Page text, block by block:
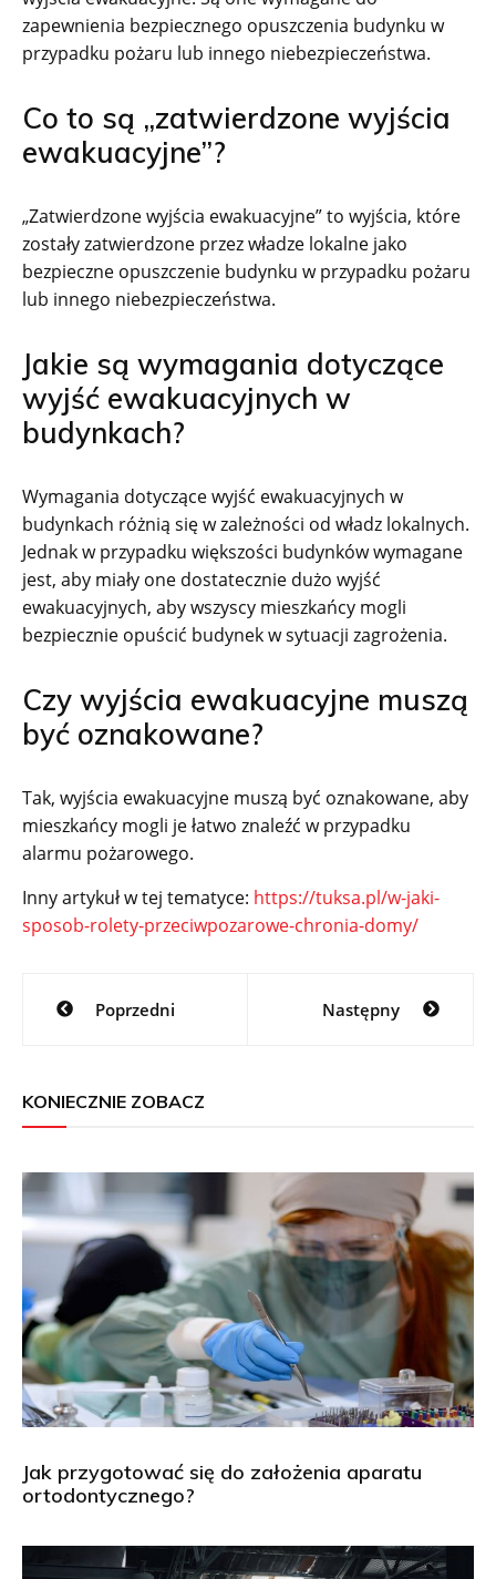
zapewnienia bezpiecznego opuszczenia budynku w
przypadku pożaru lub innego niebezpieczeństwa.
Co to są „zatwierdzone wyjścia
ewakuacyjne”?
„Zatwierdzone wyjścia ewakuacyjne” to wyjścia, które
zostały zatwierdzone przez władze lokalne jako
bezpieczne opuszczenie budynku w przypadku pożaru
lub innego niebezpieczeństwa.
Jakie są wymagania dotyczące
wyjść ewakuacyjnych w
budynkach?
Wymagania dotyczące wyjść ewakuacyjnych w
budynkach różnią się w zależności od władz lokalnych.
Jednak w przypadku większości budynków wymagane
jest, aby miały one dostatecznie dużo wyjść
ewakuacyjnych, aby wszyscy mieszkańcy mogli
bezpiecznie opuścić budynek w sytuacji zagrożenia.
Czy wyjścia ewakuacyjne muszą
być oznakowane?
Tak, wyjścia ewakuacyjne muszą być oznakowane, aby
mieszkańcy mogli je łatwo znaleźć w przypadku
alarmu pożarowego.
Inny artykuł w tej tematyce: https://tuksa.pl/w-jaki-
sposob-rolety-przeciwpozarowe-chronia-domy/
Nawigacja
wpisuPoprzedni Następny
KONIECZNIE ZOBACZ
Jak przygotować się do założenia aparatu
ortodontycznego?